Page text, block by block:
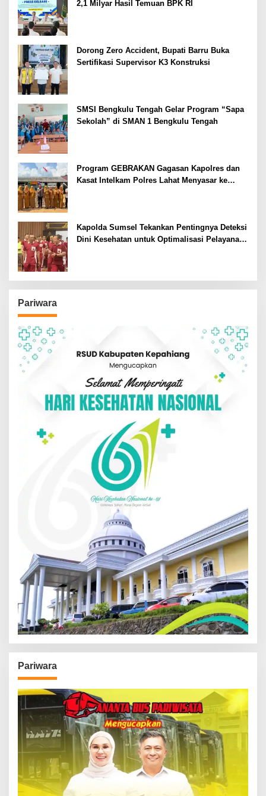
2,1 Milyar Hasil Temuan BPK RI
Dorong Zero Accident, Bupati Barru Buka
Sertifikasi Supervisor K3 Konstruksi
SMSI Bengkulu Tengah Gelar Program “Sapa
Sekolah” di SMAN 1 Bengkulu Tengah
Program GEBRAKAN Gagasan Kapolres dan
Kasat Intelkam Polres Lahat Menyasar ke
Kapolda Sumsel Tekankan Pentingnya Deteksi
Dini Kesehatan untuk Optimalisasi Pelayanan
Pariwara
Pariwara